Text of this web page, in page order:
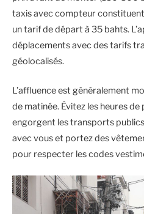
taxis avec compteur constituent
un tarif de départ à 35 bahts.
déplacements avec des tarifs
géolocalisés.
L’affluence est généralement
de matinée. Évitez les heures
engorgent les transports
avec vous et portez des
pour respecter les codes